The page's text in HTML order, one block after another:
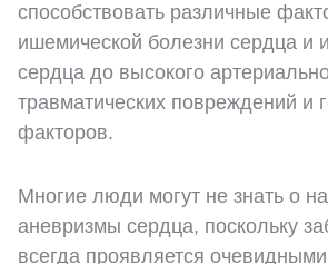
способствовать различные
ишемической болезни сердца и
сердца до высокого
травматических повреждений и
факторов.
Многие люди могут не знать о
аневризмы сердца, поскольку
всегда проявляется